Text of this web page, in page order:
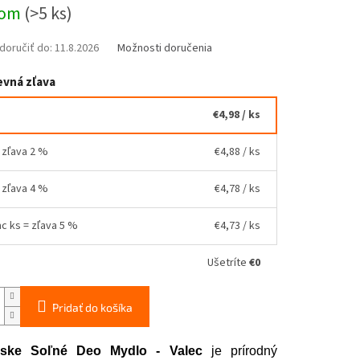
(>5 ks)
do: 11.8.2026 Možnosti doručenia
zľava
€4,98/ ks
2 % €4,88 / ks
4 % €4,78 / ks
ks = zľava 5 % €4,73 / ks
Ušetríte €0
Pridať do košíka
Soľné Deo Mydlo - Valec je prírodný